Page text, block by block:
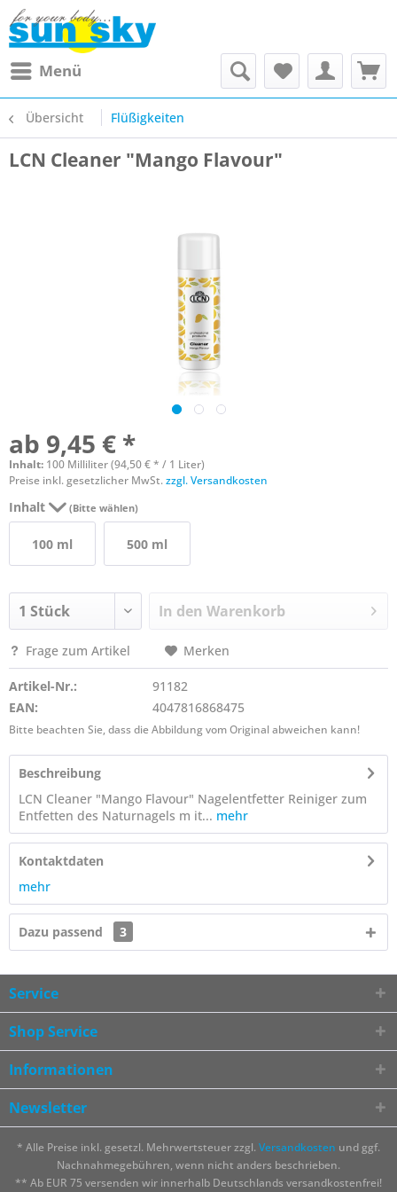
Menü
Übersicht Flüßigkeiten
LCN Cleaner "Mango Flavour"
ab 9,45 € *
Inhalt: 100 Milliliter (94,50 € * / 1 Liter)
Preise inkl. gesetzlicher MwSt.zzgl. Versandkosten
Inhalt (Bitte wählen)
100 ml 500 ml
In den Warenkorb
Frage zum Artikel Merken
Artikel-Nr.:
91182
EAN:
4047816868475
Bitte beachten Sie, dass die Abbildung vom Original abweichen kann!
Beschreibung
LCN Cleaner "Mango Flavour" Nagelentfetter Reiniger zum
Entfetten des Naturnagels m it... mehr
Kontaktdaten
mehr
Dazu passend 3
Service
Shop Service
Informationen
Newsletter
* Alle Preise inkl. gesetzl. Mehrwertsteuer zzgl. Versandkosten und ggf.
Nachnahmegebühren, wenn nicht anders beschrieben.
** Ab EUR 75 versenden wir innerhalb Deutschlands versandkostenfrei!